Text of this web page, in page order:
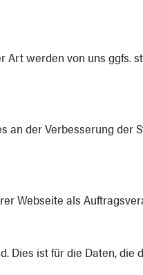
Art werden von uns ggfs.
an der Verbesserung der
Webseite als
Dies ist für die Daten, die